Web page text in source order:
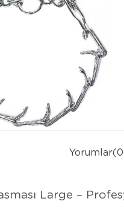
Yorumlar
Large –